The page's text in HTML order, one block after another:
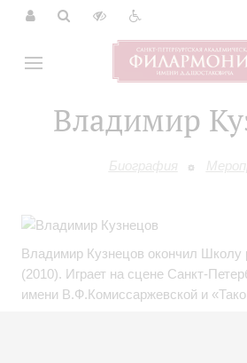
Владимир
Биография
Владимир Кузнецов окончил Школу
(2010). Играет на сцене Санкт-
имени В.Ф.Комиссаржевской и